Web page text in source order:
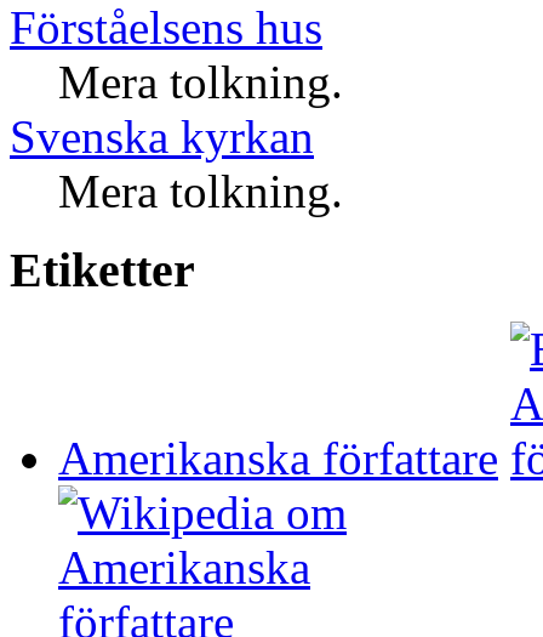
Förståelsens hus
Mera tolkning.
Svenska kyrkan
Mera tolkning.
Etiketter
Amerikanska författare